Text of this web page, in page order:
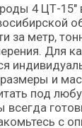
4 ЦТ-15"
за метр,
Для
и
под
с